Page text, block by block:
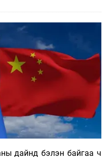
дайнд бэлэн байгаа ч